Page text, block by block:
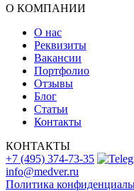
О КОМПАНИИ
О нас
Реквизиты
Вакансии
Портфолио
Отзывы
Блог
Статьи
Контакты
КОНТАКТЫ
+7 (495) 374-73-35
info@medver.ru
Политика